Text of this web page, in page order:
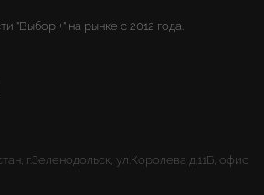
"Выбор +" на рынке с 2012 года.
г.Зеленодольск, ул.Королева д.11Б, офис